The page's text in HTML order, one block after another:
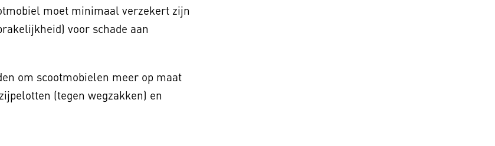
moet minimaal verzekert zijn
voor schade aan
om scootmobielen meer op maat
(tegen wegzakken) en